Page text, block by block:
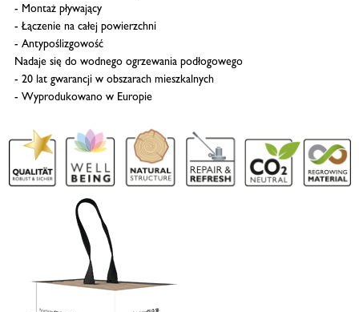
- Montaż pływający
- Łączenie na całej powierzchni
- Antypoślizgowość
Nadaje się do wodnego ogrzewania podłogowego
- 20 lat gwarancji w obszarach mieszkalnych
- Wyprodukowano w Europie